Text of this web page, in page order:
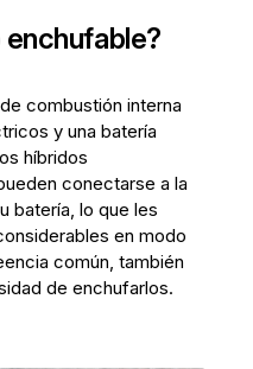
enchufable?
combustión interna
y una batería
híbridos
conectarse a la
batería, lo que les
en modo
común, también
de enchufarlos.